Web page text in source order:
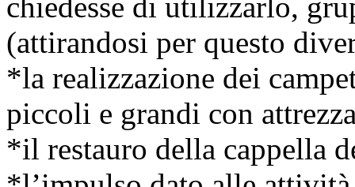
(attirandosi per questo
*la realizzazione dei
piccoli e grandi con
*il restauro della cappella